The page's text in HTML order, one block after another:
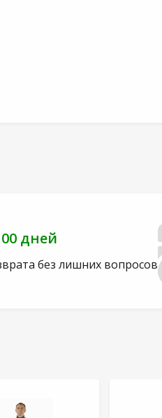
дней
без лишних вопросов